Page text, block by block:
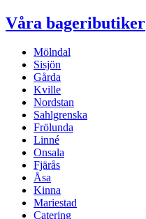
Våra bageributiker
Mölndal
Sisjön
Gårda
Kville
Nordstan
Sahlgrenska
Frölunda
Linné
Onsala
Fjärås
Åsa
Kinna
Mariestad
Catering